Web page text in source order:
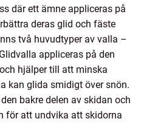
där ett ämne appliceras på
deras glid och fäste
två huvudtyper av valla –
appliceras på den
hjälper till att minska
kan glida smidigt över snön.
bakre delen av skidan och
för att undvika att skidorna